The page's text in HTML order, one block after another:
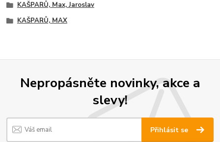
KAŠPARŮ, Max, Jaroslav
KAŠPARŮ, MAX
Nepropásněte novinky, akce a
slevy!
Přihlásit se